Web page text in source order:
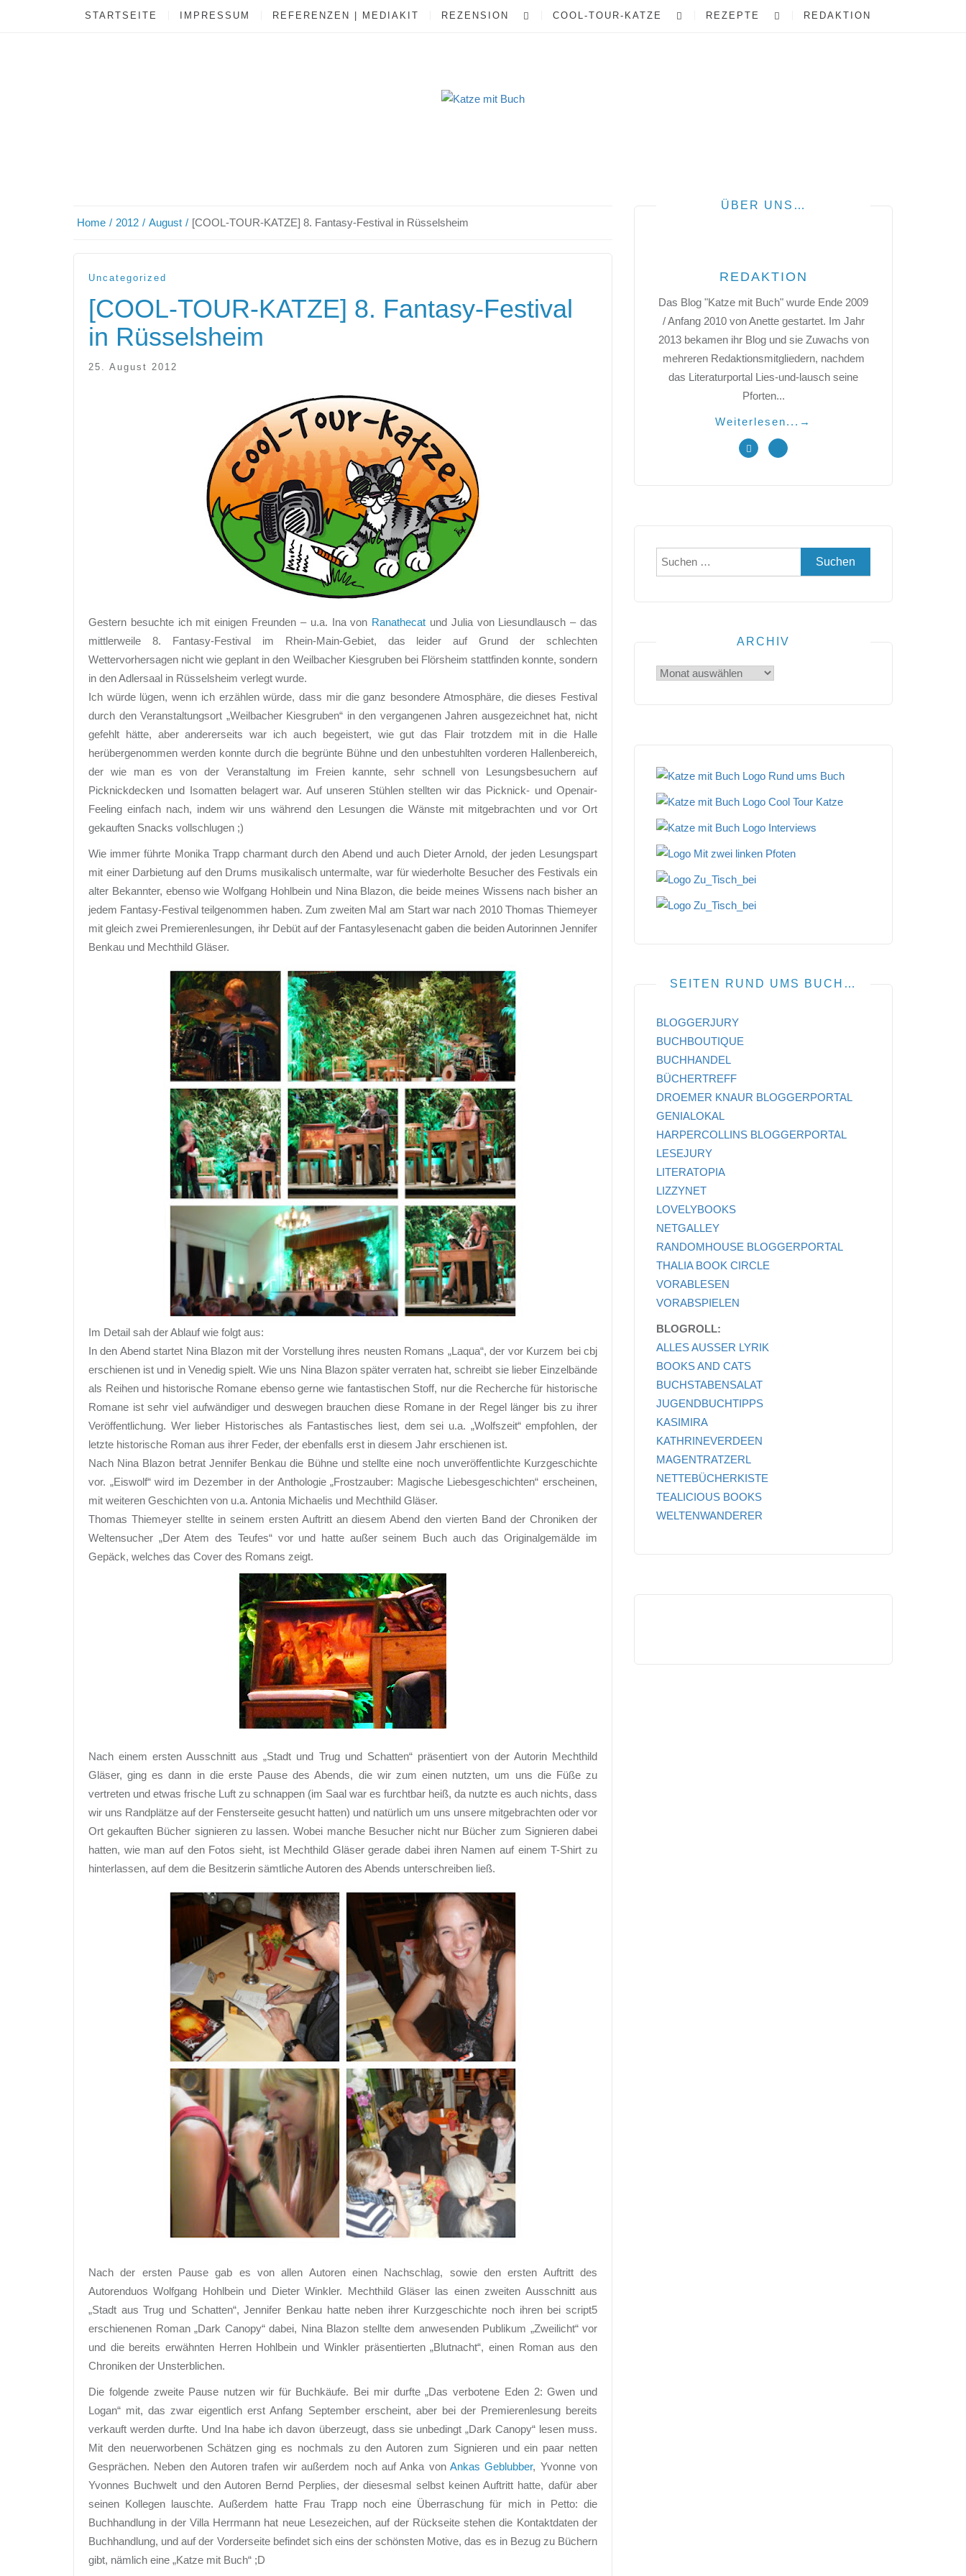
STARTSEITE IMPRESSUM REFERENZEN | MEDIAKIT REZENSION COOL-TOUR-KATZE REZEPTE REDAKTION
Home 2012 August [COOL-TOUR-KATZE] 8. Fantasy-Festival in Rüsselsheim
Uncategorized
[COOL-TOUR-KATZE] 8. Fantasy-Festival
in Rüsselsheim
25. August 2012
Gestern besuchte ich mit einigen Freunden – u.a. Ina von Ranathecat und Julia von Liesundlausch – das
mittlerweile 8. Fantasy-Festival im Rhein-Main-Gebiet, das leider auf Grund der schlechten
Wettervorhersagen nicht wie geplant in den Weilbacher Kiesgruben bei Flörsheim stattfinden konnte, sondern
in den Adlersaal in Rüsselsheim verlegt wurde.
Ich würde lügen, wenn ich erzählen würde, dass mir die ganz besondere Atmosphäre, die dieses Festival
durch den Veranstaltungsort „Weilbacher Kiesgruben“ in den vergangenen Jahren ausgezeichnet hat, nicht
gefehlt hätte, aber andererseits war ich auch begeistert, wie gut das Flair trotzdem mit in die Halle
herübergenommen werden konnte durch die begrünte Bühne und den unbestuhlten vorderen Hallenbereich,
der wie man es von der Veranstaltung im Freien kannte, sehr schnell von Lesungsbesuchern auf
Picknickdecken und Isomatten belagert war. Auf unseren Stühlen stellten wir das Picknick- und Openair-
Feeling einfach nach, indem wir uns während den Lesungen die Wänste mit mitgebrachten und vor Ort
gekauften Snacks vollschlugen ;)
Wie immer führte Monika Trapp charmant durch den Abend und auch Dieter Arnold, der jeden Lesungspart
mit einer Darbietung auf den Drums musikalisch untermalte, war für wiederholte Besucher des Festivals ein
alter Bekannter, ebenso wie Wolfgang Hohlbein und Nina Blazon, die beide meines Wissens nach bisher an
jedem Fantasy-Festival teilgenommen haben. Zum zweiten Mal am Start war nach 2010 Thomas Thiemeyer
mit gleich zwei Premierenlesungen, ihr Debüt auf der Fantasylesenacht gaben die beiden Autorinnen Jennifer
Benkau und Mechthild Gläser.
Im Detail sah der Ablauf wie folgt aus:
In den Abend startet Nina Blazon mit der Vorstellung ihres neusten Romans „Laqua“, der vor Kurzem bei cbj
erschienen ist und in Venedig spielt. Wie uns Nina Blazon später verraten hat, schreibt sie lieber Einzelbände
als Reihen und historische Romane ebenso gerne wie fantastischen Stoff, nur die Recherche für historische
Romane ist sehr viel aufwändiger und deswegen brauchen diese Romane in der Regel länger bis zu ihrer
Veröffentlichung. Wer lieber Historisches als Fantastisches liest, dem sei u.a. „Wolfszeit“ empfohlen, der
letzte historische Roman aus ihrer Feder, der ebenfalls erst in diesem Jahr erschienen ist.
Nach Nina Blazon betrat Jennifer Benkau die Bühne und stellte eine noch unveröffentlichte Kurzgeschichte
vor. „Eiswolf“ wird im Dezember in der Anthologie „Frostzauber: Magische Liebesgeschichten“ erscheinen,
mit weiteren Geschichten von u.a. Antonia Michaelis und Mechthild Gläser.
Thomas Thiemeyer stellte in seinem ersten Auftritt an diesem Abend den vierten Band der Chroniken der
Weltensucher „Der Atem des Teufes“ vor und hatte außer seinem Buch auch das Originalgemälde im
Gepäck, welches das Cover des Romans zeigt.
Nach einem ersten Ausschnitt aus „Stadt und Trug und Schatten“ präsentiert von der Autorin Mechthild
Gläser, ging es dann in die erste Pause des Abends, die wir zum einen nutzten, um uns die Füße zu
vertreten und etwas frische Luft zu schnappen (im Saal war es furchtbar heiß, da nutzte es auch nichts, dass
wir uns Randplätze auf der Fensterseite gesucht hatten) und natürlich um uns unsere mitgebrachten oder vor
Ort gekauften Bücher signieren zu lassen. Wobei manche Besucher nicht nur Bücher zum Signieren dabei
hatten, wie man auf den Fotos sieht, ist Mechthild Gläser gerade dabei ihren Namen auf einem T-Shirt zu
hinterlassen, auf dem die Besitzerin sämtliche Autoren des Abends unterschreiben ließ.
Nach der ersten Pause gab es von allen Autoren einen Nachschlag, sowie den ersten Auftritt des
Autorenduos Wolfgang Hohlbein und Dieter Winkler. Mechthild Gläser las einen zweiten Ausschnitt aus
„Stadt aus Trug und Schatten“, Jennifer Benkau hatte neben ihrer Kurzgeschichte noch ihren bei script5
erschienenen Roman „Dark Canopy“ dabei, Nina Blazon stellte dem anwesenden Publikum „Zweilicht“ vor
und die bereits erwähnten Herren Hohlbein und Winkler präsentierten „Blutnacht“, einen Roman aus den
Chroniken der Unsterblichen.
Die folgende zweite Pause nutzen wir für Buchkäufe. Bei mir durfte „Das verbotene Eden 2: Gwen und
Logan“ mit, das zwar eigentlich erst Anfang September erscheint, aber bei der Premierenlesung bereits
verkauft werden durfte. Und Ina habe ich davon überzeugt, dass sie unbedingt „Dark Canopy“ lesen muss.
Mit den neuerworbenen Schätzen ging es nochmals zu den Autoren zum Signieren und ein paar netten
Gesprächen. Neben den Autoren trafen wir außerdem noch auf Anka von Ankas Geblubber, Yvonne von
Yvonnes Buchwelt und den Autoren Bernd Perplies, der diesesmal selbst keinen Auftritt hatte, dafür aber
seinen Kollegen lauschte. Außerdem hatte Frau Trapp noch eine Überraschung für mich in Petto: die
Buchhandlung in der Villa Herrmann hat neue Lesezeichen, auf der Rückseite stehen die Kontaktdaten der
Buchhandlung, und auf der Vorderseite befindet sich eins der schönsten Motive, das es in Bezug zu Büchern
gibt, nämlich eine „Katze mit Buch“ ;D
ÜBER UNS…
REDAKTION
Das Blog "Katze mit Buch" wurde Ende 2009
/ Anfang 2010 von Anette gestartet. Im Jahr
2013 bekamen ihr Blog und sie Zuwachs von
mehreren Redaktionsmitgliedern, nachdem
das Literaturportal Lies-und-lausch seine
Pforten...
Weiterlesen... →
Suchen
nach:
ARCHIV
Archiv
SEITEN RUND UMS BUCH…
BLOGGERJURY
BUCHBOUTIQUE
BUCHHANDEL
BÜCHERTREFF
DROEMER KNAUR BLOGGERPORTAL
GENIALOKAL
HARPERCOLLINS BLOGGERPORTAL
LESEJURY
LITERATOPIA
LIZZYNET
LOVELYBOOKS
NETGALLEY
RANDOMHOUSE BLOGGERPORTAL
THALIA BOOK CIRCLE
VORABLESEN
VORABSPIELEN
BLOGROLL:
ALLES AUSSER LYRIK
BOOKS AND CATS
BUCHSTABENSALAT
JUGENDBUCHTIPPS
KASIMIRA
KATHRINEVERDEEN
MAGENTRATZERL
NETTEBÜCHERKISTE
TEALICIOUS BOOKS
WELTENWANDERER